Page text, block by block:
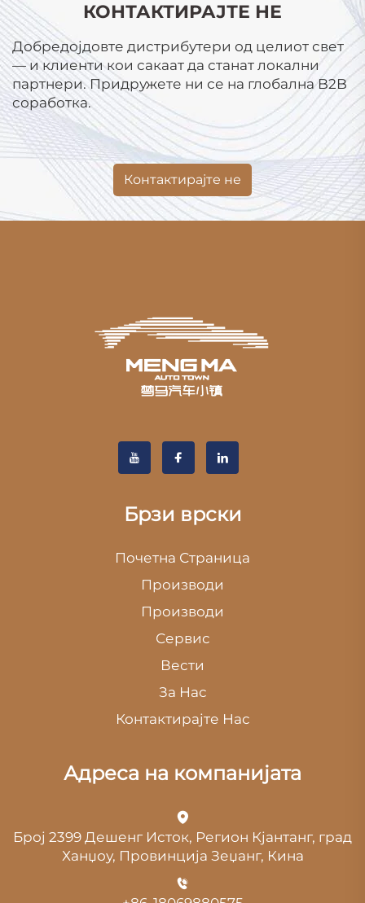
КОНТАКТИРАЈТЕ НЕ
Добредојдовте дистрибутери од целиот свет
— и клиенти кои сакаат да станат локални
партнери. Придружете ни се на глобална B2B
соработка.
Контактирајте не
Брзи врски
Почетна Страница
Производи
Производи
Сервис
Вести
За Нас
Контактирајте Нас
Адреса на компанијата
Број 2399 Дешенг Исток, Регион Кјантанг, град
Ханџоу, Провинција Зеџанг, Кина